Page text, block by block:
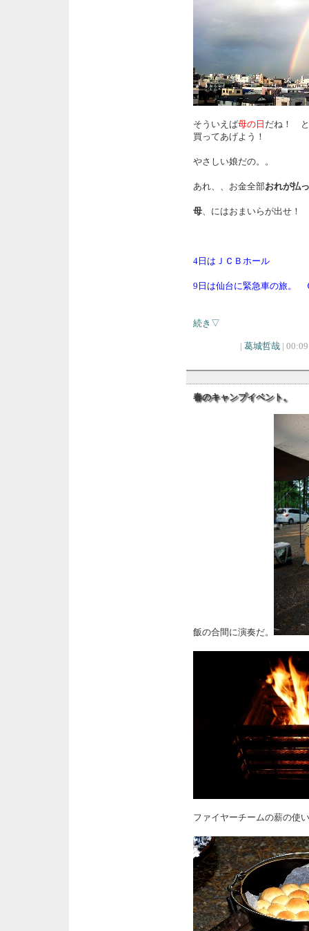
そういえば母の日 だね！ と
買ってあげよう！
やさしい娘だの。。
あれ、、お金全部おれが払
母、にはおまいらが出せ！
4日はＪＣＢホール
9日は仙台に緊急車の旅。
続き▽
| 葛城哲哉|
春のキャンプイベント。
飯の合間に演奏だ。
ファイヤーチームの薪の使